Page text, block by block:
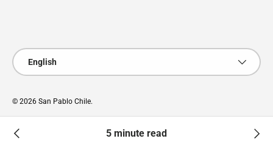
5 minute read
Language
English
© 2026 San Pablo Chile.